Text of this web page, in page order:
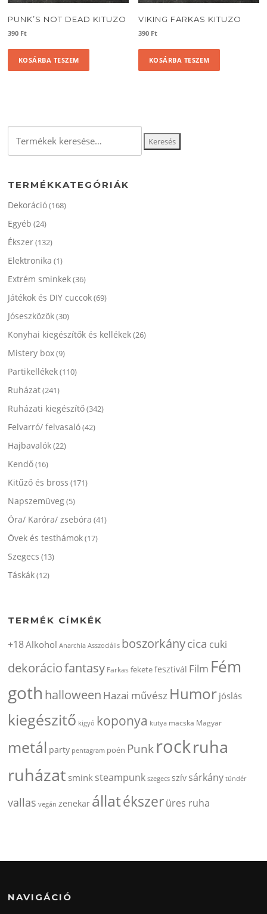
PUNK’S NOT DEAD KITUZO
390 Ft
KOSÁRBA TESZEM
VIKING FARKAS KITUZO
390 Ft
KOSÁRBA TESZEM
következőre:
Keresés
TERMÉKKATEGÓRIÁK
Dekoráció(168)
Egyéb (24)
Ékszer(132)
Elektronika (1)
Extrém sminkek(36)
Játékok és DIY cuccok(69)
Jóseszközök(30)
Konyhai kiegészítők és kellékek(26)
Mistery box(9)
Partikellékek(110)
Ruházat(241)
Ruházati kiegészítő(342)
Felvarró/ felvasaló(42)
Hajbavalók(22)
Kendő(16)
Kitűző és bross (171)
Napszemüveg(5)
Óra/ Karóra/ zsebóra (41)
Övek és testhámok(17)
Szegecs (13)
Táskák(12)
TERMÉK CÍMKÉK
+18Alkohol Anarchia Asszociális boszorkánycica cuki
dekoráciofantasy Farkas feketefesztivál Film Fém
goth halloween Hazai művész Humor jóslás
kiegészitő kigyó koponya kutya macska Magyar
metál party pentagram poén Punkrockruha
ruházat smink steampunk szegecs szív sárkány tündér
vallas vegán zenekar állatékszerüres ruha
NAVIGÁCIÓ